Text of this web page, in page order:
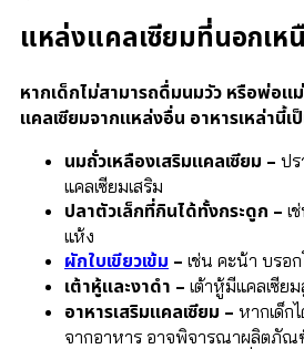
แหล่งแคลเซียมที่นอกเห
หากเด็กไม่สามารถดื่มนมวัว หรือพ่อแ
แคลเซียมจากแหล่งอื่น อาหารเหล่านี้เ
นมถั่วเหลืองเสริมแคลเซียม – ปร
แคลเซียมเสริม
ปลาตัวเล็กที่กินได้ทั้งกระดูก – เ
แห้ง
ผักใบเขียวเข้ม – เช่น คะน้า บรอ
เต้าหู้และงาดำ – เต้าหู้มีแคลเซีย
อาหารเสริมแคลเซียม – หากเด็ก
จากอาหาร อาจพิจารณาผลิตภัณ